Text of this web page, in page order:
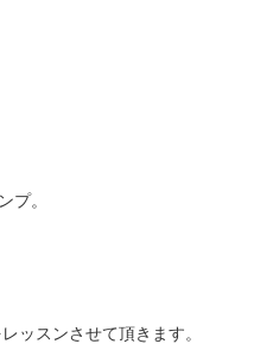
プ。
ッスンさせて頂きます。